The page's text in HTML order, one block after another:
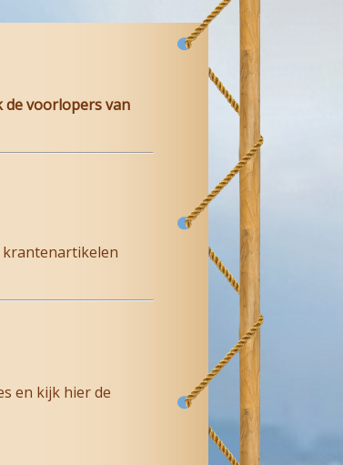
de voorlopers van
krantenartikelen
en kijk hier de